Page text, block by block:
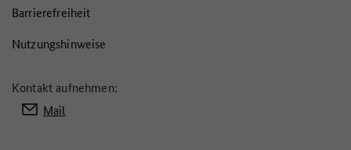
Barrierefreiheit
Nutzungshinweise
Kontakt aufnehmen:
Mail